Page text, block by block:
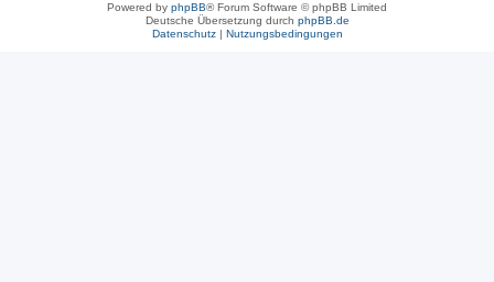
Powered by phpBB® Forum Software © phpBB Limited
Deutsche Übersetzung durch phpBB.de
Datenschutz| Nutzungsbedingungen